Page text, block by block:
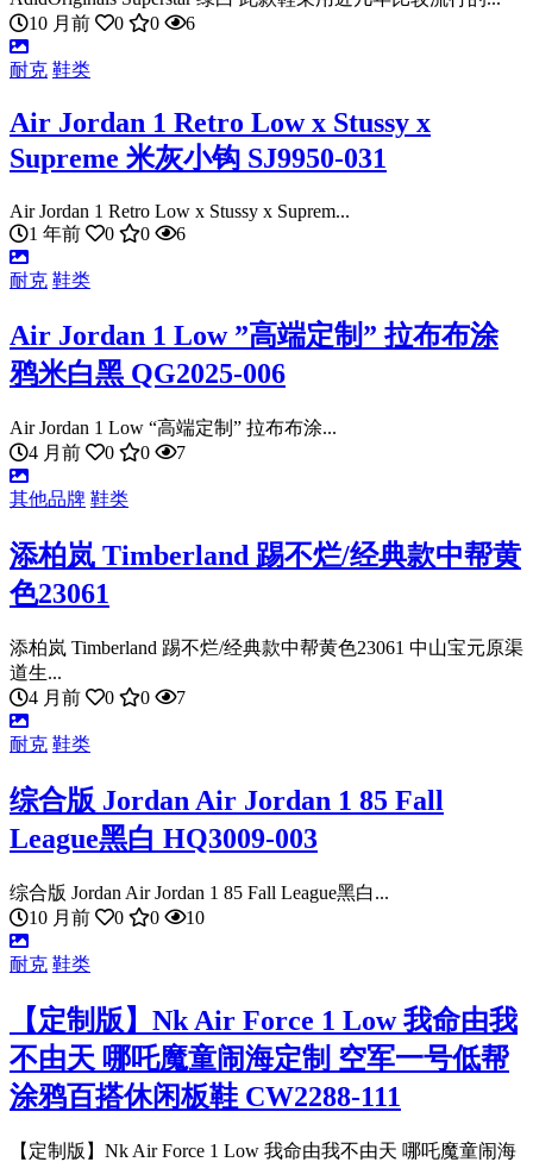
10 月前
0 0 6
耐克 鞋类
Air Jordan 1 Retro Low x Stussy x
Supreme 米灰小钩 SJ9950-031
Air Jordan 1 Retro Low x Stussy x Suprem...
1 年前
0 0 6
耐克 鞋类
Air Jordan 1 Low ”高端定制” 拉布布涂
鸦米白黑 QG2025-006
Air Jordan 1 Low “高端定制” 拉布布涂...
4 月前
0 0 7
其他品牌 鞋类
添柏岚 Timberland 踢不烂/经典款中帮黄
色23061
添柏岚 Timberland 踢不烂/经典款中帮黄色23061 中山宝元原渠
道生...
4 月前
0 0 7
耐克 鞋类
综合版 Jordan Air Jordan 1 85 Fall
League黑白 HQ3009-003
综合版 Jordan Air Jordan 1 85 Fall League黑白...
10 月前
0 0 10
耐克 鞋类
【定制版】Nk Air Force 1 Low 我命由我
不由天 哪吒魔童闹海定制 空军一号低帮
涂鸦百搭休闲板鞋 CW2288-111
【定制版】Nk Air Force 1 Low 我命由我不由天 哪吒魔童闹海